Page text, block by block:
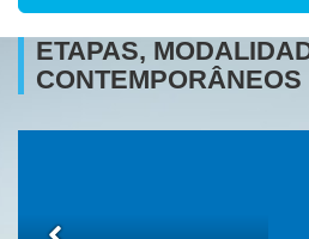
ETAPAS,
CONTEMPORÂNEOS